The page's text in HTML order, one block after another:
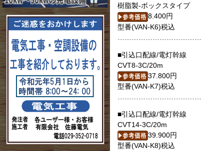
樹脂製-ボックスタイプ
8.400円
型番(VAN-K6)税込
■引込口配線/電灯幹線
CVT8-3C/20m
37.800円
型番(VAN-K7)税込
■引込口配線/電灯幹線
CVT14-3C/20m
39.900円
型番(VAN-K8)税込